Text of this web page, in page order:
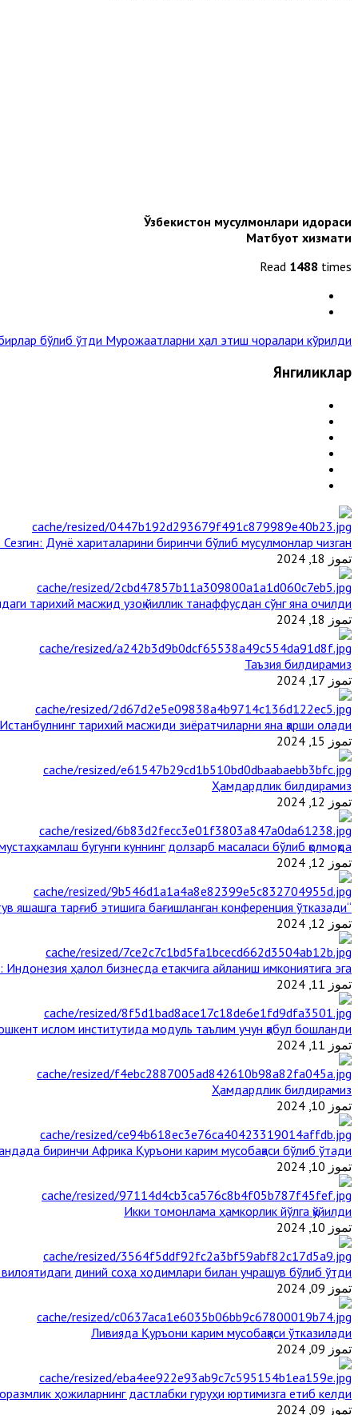
Ўзбекистон мусулмонлари идораси
Матбуот хизмати
Read 1488 times
бўлиб ўтди Мурожаатларни ҳал этиш чоралари кўрилди »
Янгиликлар
Дунё хариталарини биринчи бўлиб мусулмонлар чизган
تموز 18, 2024
тарихий масжид узоқ йиллик танаффусдан сўнг яна очилди
تموز 18, 2024
Таъзия билдирамиз
تموز 17, 2024
Истанбулнинг тарихий масжиди зиёратчиларни яна қарши олади
تموز 15, 2024
Ҳамдардлик билдирамиз
تموز 12, 2024
бугунги куннинг долзарб масаласи бўлиб қолмоқда
تموز 12, 2024
“Ал-Азҳар” Таиландда динларнинг тинч-тотув яшашга тарғиб этишига бағишланган конференция ўтказади
تموز 12, 2024
ҳалол бизнесда етакчига айланиш имкониятига эга
تموز 11, 2024
ислом институтида модуль таълим учун қабул бошланди
تموز 11, 2024
Ҳамдардлик билдирамиз
تموز 10, 2024
биринчи Aфрика Қуръони карим мусобақаси бўлиб ўтади
تموز 10, 2024
Икки томонлама ҳамкорлик йўлга қўйилди
تموز 10, 2024
диний соҳа ходимлари билан учрашув бўлиб ўтди
تموز 09, 2024
Ливияда Қуръони карим мусобақаси ўтказилади
تموز 09, 2024
ҳожиларнинг дастлабки гуруҳи юртимизга етиб келди
تموز 09, 2024